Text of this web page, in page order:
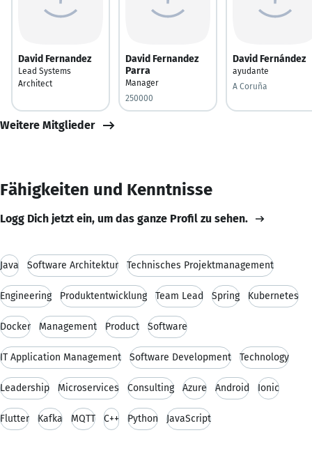
David Fernandez
Lead Systems
Architect
David Fernandez
Parra
Manager
250000
David Fernández
ayudante
A Coruña
Weitere Mitglieder
Fähigkeiten und Kenntnisse
Logg Dich jetzt ein, um das ganze Profil zu sehen.
Java Software Architektur Technisches Projektmanagement
Engineering Produktentwicklung Team Lead Spring Kubernetes
Docker Management Product Software
IT Application Management Software Development Technology
Leadership Microservices Consulting Azure Android Ionic
Flutter Kafka MQTT C++ Python JavaScript